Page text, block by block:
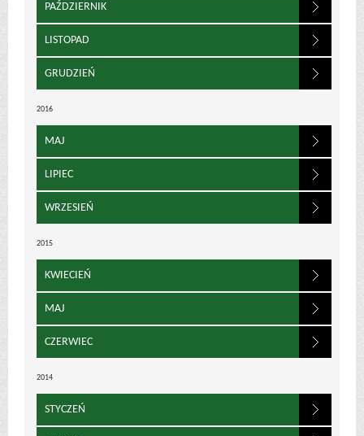
PAŹDZIERNIK
LISTOPAD
GRUDZIEŃ
2016
MAJ
LIPIEC
WRZESIEŃ
2015
KWIECIEŃ
MAJ
CZERWIEC
2014
STYCZEŃ